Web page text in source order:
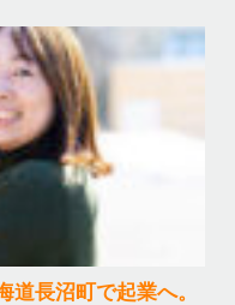
道長沼町で起業へ。